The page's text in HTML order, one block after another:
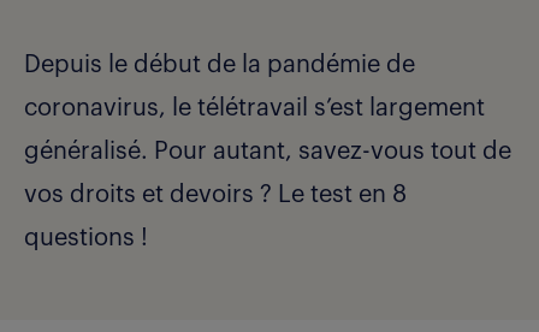
Depuis le début de la pandémie de
coronavirus, le télétravail s’est largement
généralisé. Pour autant, savez-vous tout de
vos droits et devoirs ? Le test en 8
questions !